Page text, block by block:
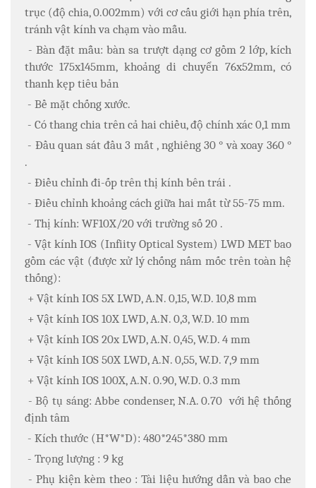
trục (độ chia, 0.002mm) với cơ cấu giới hạn phía trên,
tránh vật kính va chạm vào mẫu.
- Bàn đặt mẫu: bàn sa trượt dạng cơ gồm 2 lớp, kích
thước 175x145mm, khoảng di chuyển 76x52mm, có
thanh kẹp tiêu bản
- Bề mặt chống xước.
- Có thang chia trên cả hai chiều, độ chính xác 0,1 mm
- Đầu quan sát đầu 3 mắt , nghiêng 30 ° và xoay 360 °
.
- Điều chỉnh đi-ốp trên thị kính bên trái .
- Điều chỉnh khoảng cách giữa hai mắt từ 55-75 mm.
- Thị kính: WF10X/20 với trường số 20 .
- Vật kính IOS (Infiity Optical System) LWD MET bao
gồm các vật (được xử lý chống nấm mốc trên toàn hệ
thống):
+ Vật kính IOS 5X LWD, A.N. 0,15, W.D. 10,8 mm
+ Vật kính IOS 10X LWD, A.N. 0,3, W.D. 10 mm
+ Vật kính IOS 20x LWD, A.N. 0,45, W.D. 4 mm
+ Vật kính IOS 50X LWD, A.N. 0,55, W.D. 7,9 mm
+ Vật kính IOS 100X, A.N. 0.90, W.D. 0.3 mm
- Bộ tụ sáng: Abbe condenser, N.A. 0.70 với hệ thống
định tâm
- Kích thước (H*W*D): 480*245*380 mm
- Trọng lượng : 9 kg
- Phụ kiện kèm theo : Tài liệu hướng dẫn và bao che